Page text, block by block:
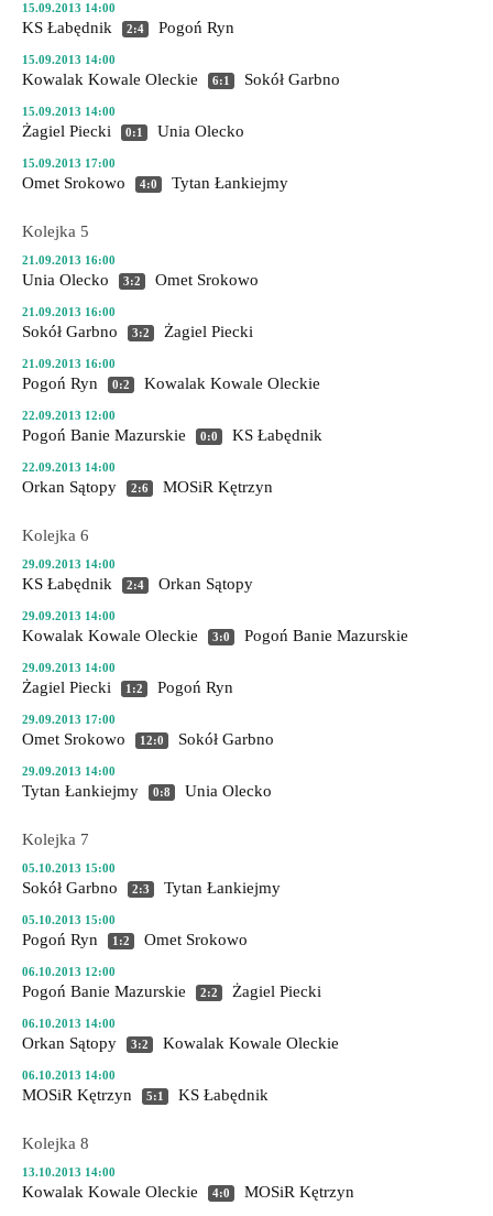
15.09.2013 14:00
KS Łabędnik 2:4 Pogoń Ryn
15.09.2013 14:00
Kowalak Kowale Oleckie 6:1 Sokół Garbno
15.09.2013 14:00
Żagiel Piecki 0:1 Unia Olecko
15.09.2013 17:00
Omet Srokowo 4:0 Tytan Łankiejmy
Kolejka 5
21.09.2013 16:00
Unia Olecko 3:2 Omet Srokowo
21.09.2013 16:00
Sokół Garbno 3:2 Żagiel Piecki
21.09.2013 16:00
Pogoń Ryn 0:2 Kowalak Kowale Oleckie
22.09.2013 12:00
Pogoń Banie Mazurskie 0:0 KS Łabędnik
22.09.2013 14:00
Orkan Sątopy 2:6 MOSiR Kętrzyn
Kolejka 6
29.09.2013 14:00
KS Łabędnik 2:4 Orkan Sątopy
29.09.2013 14:00
Kowalak Kowale Oleckie 3:0 Pogoń Banie Mazurskie
29.09.2013 14:00
Żagiel Piecki 1:2 Pogoń Ryn
29.09.2013 17:00
Omet Srokowo 12:0 Sokół Garbno
29.09.2013 14:00
Tytan Łankiejmy 0:8 Unia Olecko
Kolejka 7
05.10.2013 15:00
Sokół Garbno 2:3 Tytan Łankiejmy
05.10.2013 15:00
Pogoń Ryn 1:2 Omet Srokowo
06.10.2013 12:00
Pogoń Banie Mazurskie 2:2 Żagiel Piecki
06.10.2013 14:00
Orkan Sątopy 3:2 Kowalak Kowale Oleckie
06.10.2013 14:00
MOSiR Kętrzyn 5:1 KS Łabędnik
Kolejka 8
13.10.2013 14:00
Kowalak Kowale Oleckie 4:0 MOSiR Kętrzyn